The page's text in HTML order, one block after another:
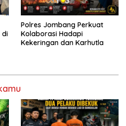
di
Polres Jombang Perkuat
Kolaborasi Hadapi
Kekeringan dan Karhutla